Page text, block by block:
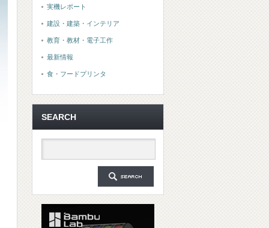
実機レポート
建設・建築・インテリア
教育・教材・電子工作
最新情報
食・フードプリンタ
SEARCH